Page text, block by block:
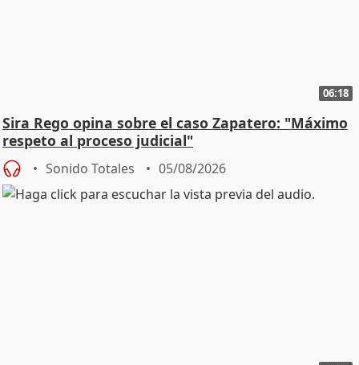
06:18
Sira Rego opina sobre el caso Zapatero: "Máximo
respeto al proceso judicial"
Sonido Totales 05/08/2026